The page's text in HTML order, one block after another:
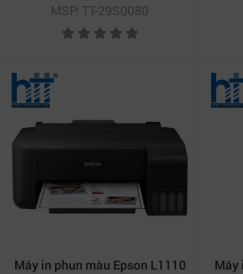
MSP: TT-29S0080
Máy in phun màu Epson L1110
Máy